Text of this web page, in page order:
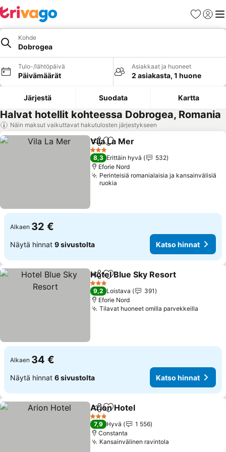
Suosikit
Kohde
Dobrogea
Tulo-/lähtöpäivä
Päivämäärät
Asiakkaat ja huoneet
2 asiakasta, 1 huone
Järjestä Suodata Kartta
Halvat hotellit kohteessa Dobrogea, Romania
Näin maksut vaikuttavat hakutulosten järjestykseen
Jaa Lisää suosikkeihin
Vila La Mer
3 Tähtiluokitus
8,3 Erittäin hyvä
532
Eforie Nord
Perinteisiä romanialaisia ja kansainvälisiä
ruokia
Alkaen 32 €
Näytä hinnat 9 sivustolta Katso hinnat
Jaa Lisää suosikkeihin
Hotel Blue Sky Resort
3 Tähtiluokitus
9,2 Loistava
391
Eforie Nord
Tilavat huoneet omilla parvekkeilla
Alkaen 34 €
Näytä hinnat 6 sivustolta Katso hinnat
Jaa Lisää suosikkeihin
Arion Hotel
3 Tähtiluokitus
7,9 Hyvä
1 556
Constanta
Kansainvälinen ravintola